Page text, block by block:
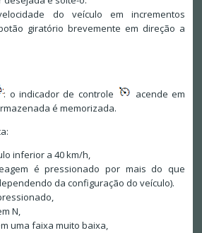
do veículo em incrementos
giratório brevemente em direção a
: o indicador de controle
acende em
é memorizada.
inferior a 40 km/h,
é pressionado por mais do que
da configuração do veículo).
N,
uma faixa muito baixa,